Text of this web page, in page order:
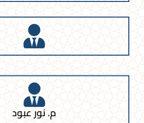
م. نور عبود